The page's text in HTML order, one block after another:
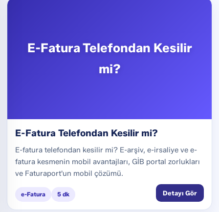
E-Fatura Telefondan Kesilir
mi?
E-Fatura Telefondan Kesilir mi?
E-fatura telefondan kesilir mi? E-arşiv, e-irsaliye ve e-
fatura kesmenin mobil avantajları, GİB portal zorlukları
ve Faturaport'un mobil çözümü.
e-Fatura 5 dk Detayı Gör